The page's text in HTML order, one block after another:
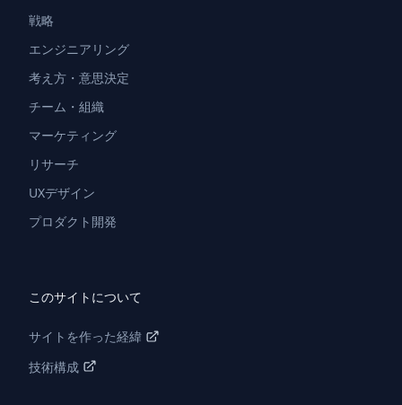
戦略
エンジニアリング
考え方・意思決定
チーム・組織
マーケティング
リサーチ
UXデザイン
プロダクト開発
このサイトについて
サイトを作った経緯
技術構成